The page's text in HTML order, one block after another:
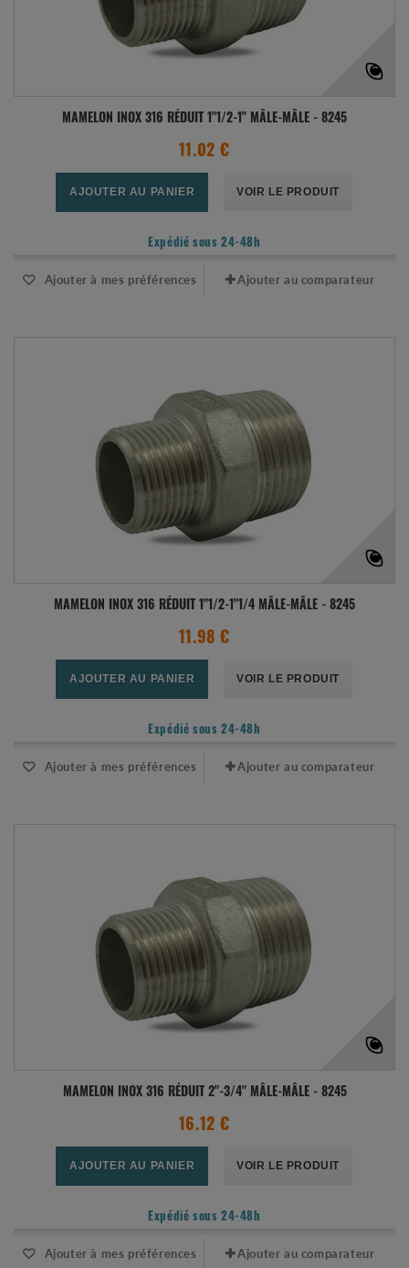
MAMELON INOX 316 RÉDUIT 1"1/2-1" MÂLE-MÂLE - 8245
11.02 €
AJOUTER AU PANIER VOIR LE PRODUIT
Expédié sous 24-48h
Ajouter à mes préférences Ajouter au comparateur
MAMELON INOX 316 RÉDUIT 1"1/2-1"1/4 MÂLE-MÂLE - 8245
11.98 €
AJOUTER AU PANIER VOIR LE PRODUIT
Expédié sous 24-48h
Ajouter à mes préférences Ajouter au comparateur
MAMELON INOX 316 RÉDUIT 2"-3/4" MÂLE-MÂLE - 8245
16.12 €
AJOUTER AU PANIER VOIR LE PRODUIT
Expédié sous 24-48h
Ajouter à mes préférences Ajouter au comparateur